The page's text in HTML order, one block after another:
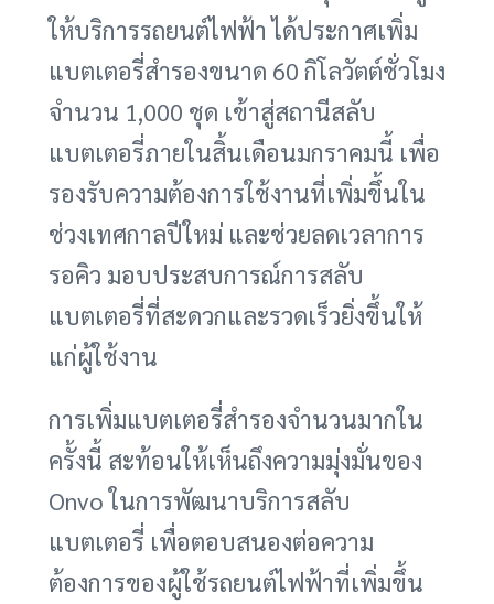
ให้บริการรถยนต์ไฟฟ้า ได้ประกาศเพิ่ม
แบตเตอรี่สำรองขนาด 60 กิโลวัตต์ชั่วโมง
จำนวน 1,000 ชุด เข้าสู่สถานีสลับ
แบตเตอรี่ภายในสิ้นเดือนมกราคมนี้ เพื่อ
รองรับความต้องการใช้งานที่เพิ่มขึ้นใน
ช่วงเทศกาลปีใหม่ และช่วยลดเวลาการ
รอคิว มอบประสบการณ์การสลับ
แบตเตอรี่ที่สะดวกและรวดเร็วยิ่งขึ้นให้
แก่ผู้ใช้งาน
การเพิ่มแบตเตอรี่สำรองจำนวนมากใน
ครั้งนี้ สะท้อนให้เห็นถึงความมุ่งมั่นของ
Onvo ในการพัฒนาบริการสลับ
แบตเตอรี่ เพื่อตอบสนองต่อความ
ต้องการของผู้ใช้รถยนต์ไฟฟ้าที่เพิ่มขึ้น